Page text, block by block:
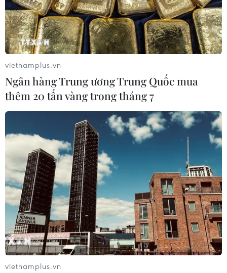
TIN CÙNG CHUYÊN MỤC
Cuộc tìm kiếm và vá lại những 'trái
tim lỗi '
07/08/2026 04:03
Hà Nội cảnh báo về việc sử dụng tế
bào gốc trong khám chữa bệnh, làm
đẹp
07/08/2026 03:03
vietnamplus.vn
Ngân hàng Trung ương Trung Quốc mua
thêm 20 tấn vàng trong tháng 7
vietnamplus.vn